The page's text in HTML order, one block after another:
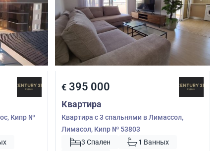
Кипр №
€395 000
Квартира
Квартира с 3 спальнями в Лимассол,
Лимасол, Кипр № 53803
3 Спален
1 Ванных